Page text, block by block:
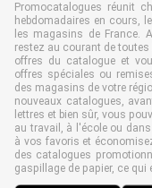
Promocatalogues réunit
hebdomadaires en cours,
les magasins de France.
restez au courant de
offres du catalogue et
offres spéciales ou
des magasins de votre
nouveaux catalogues,
lettres et bien sûr, vous
au travail, à l'école ou
à vos favoris et
des catalogues
gaspillage de papier, ce qui